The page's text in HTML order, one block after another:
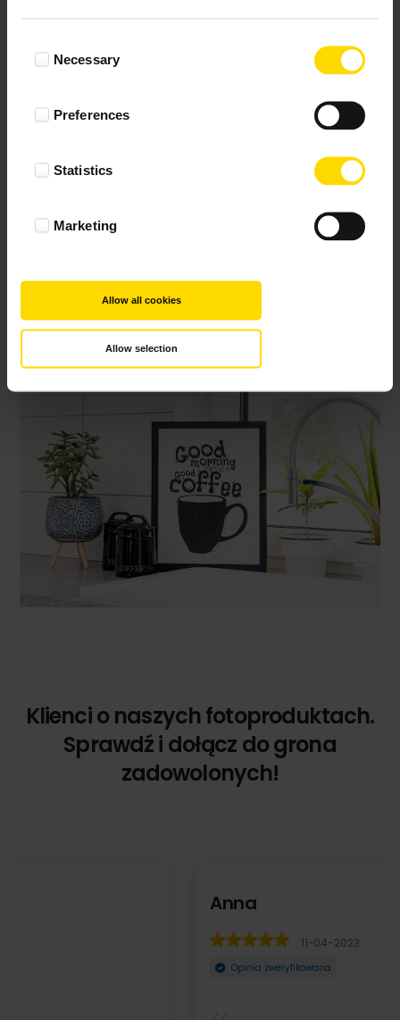
SelectionNecessary
Preferences
Statistics
Marketing
Allow all cookies
Allow selection
Klienci o naszych fotoproduktach.
Sprawdź i dołącz do grona
zadowolonych!